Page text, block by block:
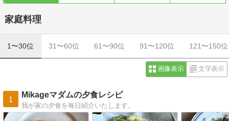
家庭料理
1〜30位 31〜60位 61〜90位 91〜120位 121〜150位
画像表示 文字表示
1
Mikageマダムの夕食レシピ
我が家の夕食を毎日紹介いたします。